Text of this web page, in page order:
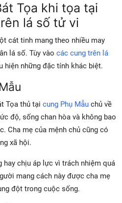
Tọa khi tọa tại
lá số tử vi
cát tinh mang theo nhiều may
lá số. Tùy vào các cung trên lá
hiện những đặc tính khác biệt.
Tọa thủ tại cung Phụ Mẫu chủ về
độ, sống chan hòa và không bao
Cha mẹ của mệnh chủ cũng có
xã hội.
chịu áp lực vì trách nhiệm quá
mang cách này được cha mẹ
đột trong cuộc sống.